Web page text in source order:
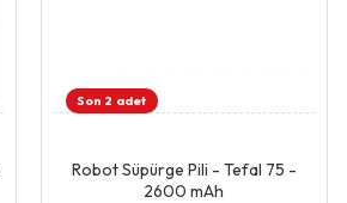
Son 2 adet
Robot Süpürge Pili - Tefal 75 -
2600 mAh